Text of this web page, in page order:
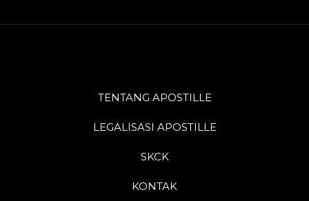
TENTANG APOSTILLE
LEGALISASI APOSTILLE
SKCK
KONTAK